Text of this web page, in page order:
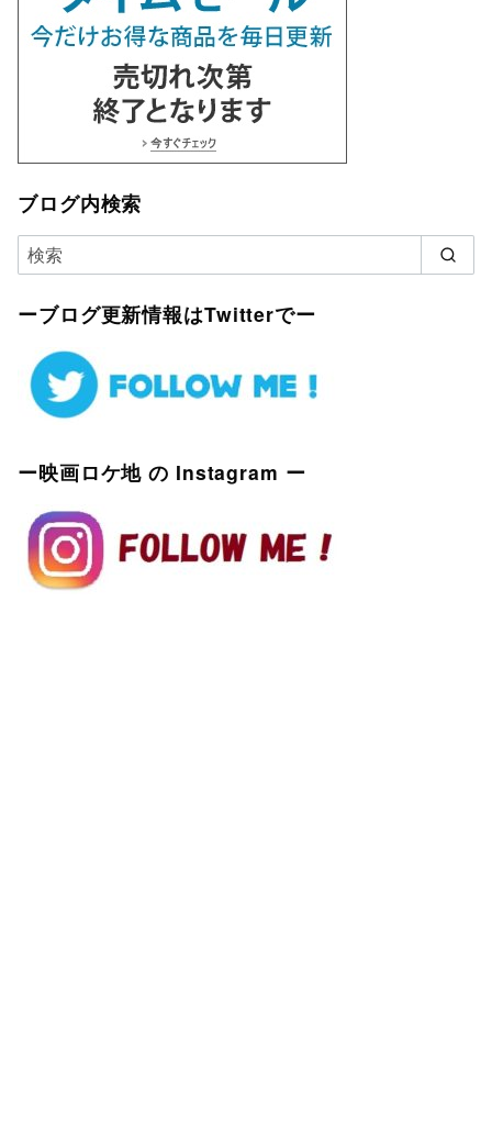
ブログ内検索
ーブログ更新情報はTwitterでー
ー映画ロケ地 の Instagram ー